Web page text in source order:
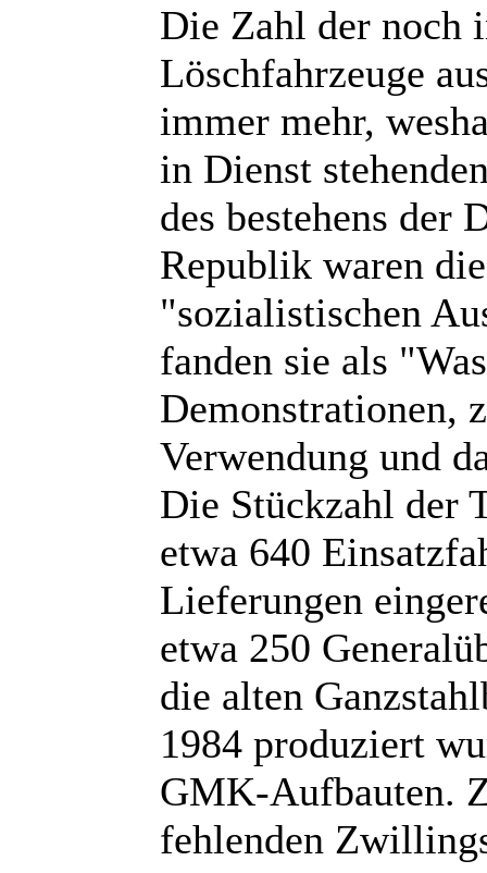
Die Zahl der noch
Löschfahrzeuge
immer mehr,
in Dienst
des bestehens der
Republik waren
"sozialistischen
fanden sie als
Demonstrationen,
Verwendung und
Die Stückzahl der
etwa 640
Lieferungen
etwa 250
die alten
1984 produziert
GMK-Aufbauten.
fehlenden